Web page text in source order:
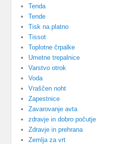
Tenda
Tende
Tisk na platno
Tissot
Toplotne črpalke
Umetne trepalnice
Varstvo otrok
Voda
Vraščen noht
Zapestnice
Zavarovanje avta
zdravje in dobro počutje
Zdravje in prehrana
Zemlja za vrt